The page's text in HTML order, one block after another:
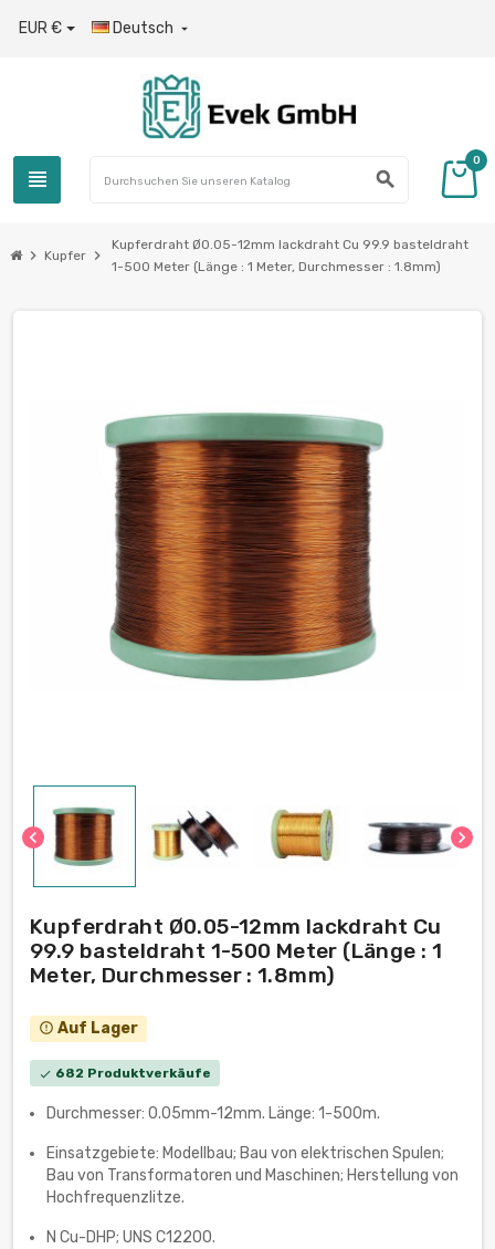
EUR € Deutsch 
view_headline search
0
chevron_right Kupfer chevron_right
Kupferdraht Ø0.05-12mm lackdraht Cu 99.9 basteldraht
1-500 Meter (Länge : 1 Meter, Durchmesser : 1.8mm)
chevron_left chevron_right
Kupferdraht Ø0.05-12mm lackdraht Cu
99.9 basteldraht 1-500 Meter (Länge : 1
Meter, Durchmesser : 1.8mm)
error_outline Auf Lager
check 682 Produktverkäufe
Durchmesser: 0.05mm-12mm. Länge: 1-500m.
Einsatzgebiete: Modellbau; Bau von elektrischen Spulen;
Bau von Transformatoren und Maschinen; Herstellung von
Hochfrequenzlitze.
N Cu-DHP; UNS C12200.